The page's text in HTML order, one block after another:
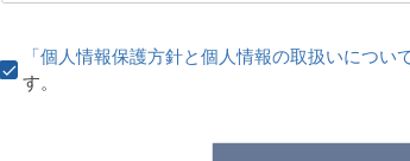
)
「個人情報保護方針と個人情報の取扱いについて
す。